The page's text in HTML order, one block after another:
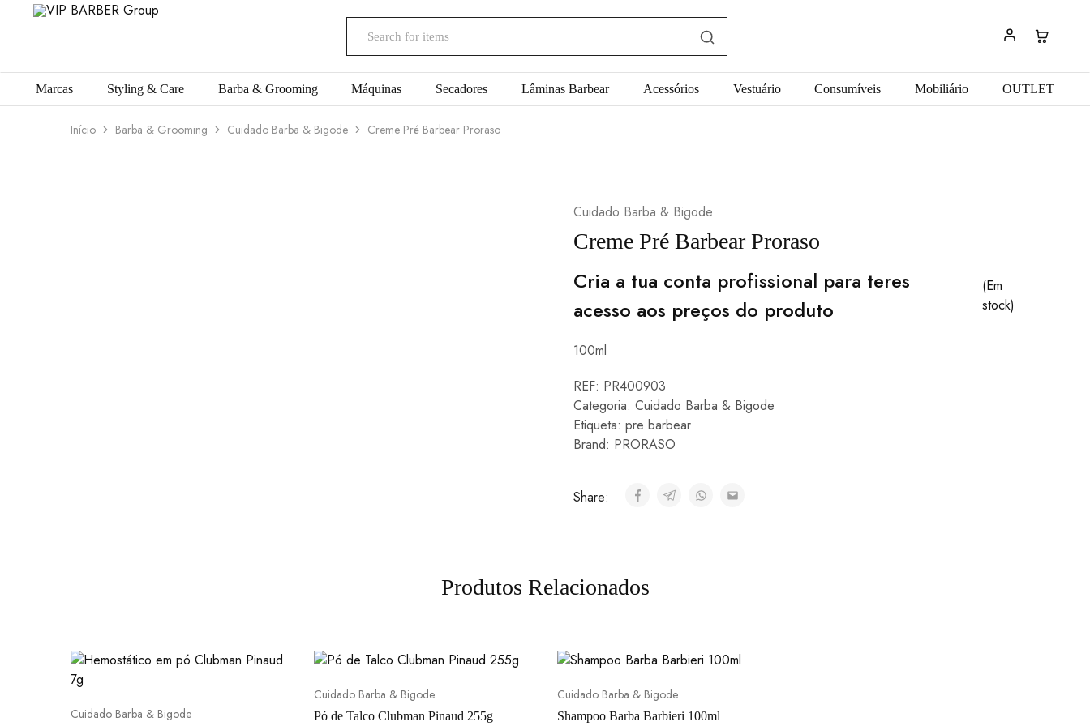
Marcas Styling & Care Barba & Grooming Máquinas Secadores Lâminas Barbear Acessórios Vestuário Consumíveis Mobiliário OUTLET
Início Barba & Grooming Cuidado Barba & Bigode Creme Pré Barbear Proraso
Cuidado Barba & Bigode
Creme Pré Barbear Proraso
Cria a tua conta profissional para teres
acesso aos preços do produto
(Em
stock)
100ml
REF: PR400903
Categoria: Cuidado Barba & Bigode
Etiqueta: pre barbear
Brand: PRORASO
Share:
Produtos Relacionados
Cuidado Barba & Bigode
Cuidado Barba & Bigode
Pó de Talco Clubman Pinaud 255g
Cuidado Barba & Bigode
Shampoo Barba Barbieri 100ml